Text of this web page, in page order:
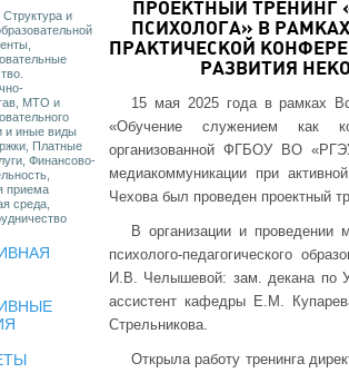
и
МТО и
и иные виды
Платные
Финансово-
приема
среда,
ПРОЕКТНЫЙ ТРЕНИНГ
ПСИХОЛОГА» В
ПРАКТИЧЕСКОЙ
РАЗВИТИЯ
15 мая 2025 года в рамках
«Обучение служением как
организованной ФГБОУ ВО
медиакоммуникации при
Чехова был проведен проектный
В организации и проведении
психолого-педагогического
И.В. Челышевой: зам. декана
ассистент кафедры Е.М.
Стрельникова.
Открыла работу тренинга